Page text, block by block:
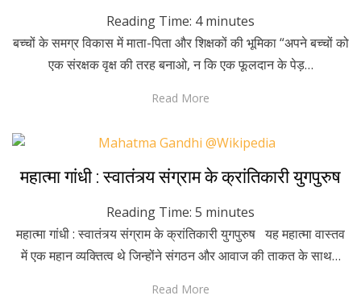
Reading Time: 4 minutes
बच्चों के समग्र विकास में माता-पिता और शिक्षकों की भूमिका “अपने बच्चों को
एक संरक्षक वृक्ष की तरह बनाओ, न कि एक फूलदान के पेड़…
Read More
Posted
on
November 3, 2022
Hindi
महात्मा गांधी : स्वातंत्र्य संग्राम के क्रांतिकारी युगपुरुष
Reading Time: 5 minutes
महात्मा गांधी : स्वातंत्र्य संग्राम के क्रांतिकारी युगपुरुष यह महात्मा वास्तव
में एक महान व्यक्तित्व थे जिन्होंने संगठन और आवाज की ताकत के साथ…
Read More